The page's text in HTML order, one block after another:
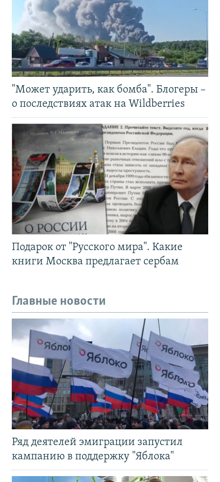
"Может ударить, как бомба". Блогеры –
о последствиях атак на Wildberries
Подарок от "Русского мира". Какие
книги Москва предлагает сербам
Главные новости
Ряд деятелей эмиграции запустил
кампанию в поддержку "Яблока"